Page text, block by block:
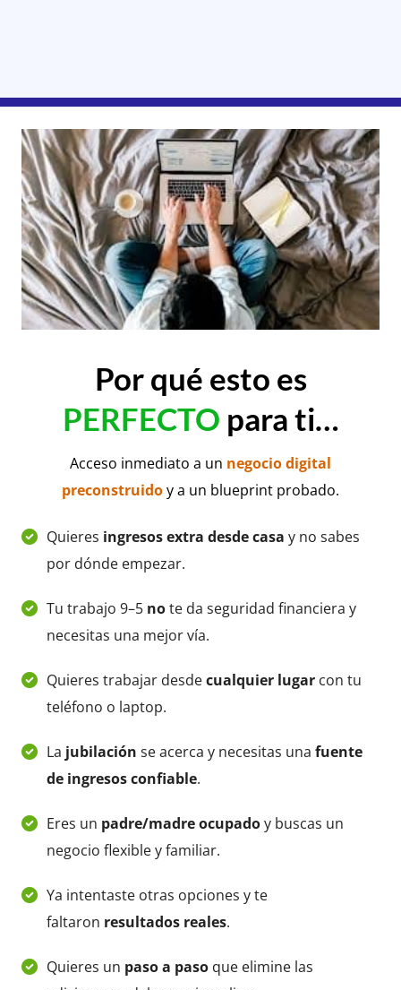
Por qué esto es
PERFECTO para ti…
Acceso inmediato a un negocio digital
preconstruidoy a un blueprint probado.
Quieres ingresos extra desde casa y no sabes
por dónde empezar.
Tu trabajo 9–5 note da seguridad financiera y
necesitas una mejor vía.
Quieres trabajar desdecualquier lugar con tu
teléfono o laptop.
La jubilación se acerca y necesitas una fuente
de ingresos confiable.
Eres un padre/madre ocupadoy buscas un
negocio flexible y familiar.
Ya intentaste otras opciones y te
faltaron resultados reales.
Quieres un paso a paso que elimine las